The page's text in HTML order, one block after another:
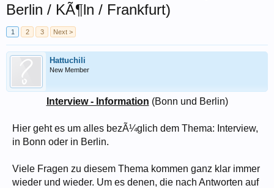
Berlin / KÃ¶ln / Frankfurt)
1 2 3 Next >
Hattuchili
New Member
Interview - Information (Bonn und Berlin)​
Hier geht es um alles bezÃ¼glich dem Thema: Interview,
in Bonn oder in Berlin.
Viele Fragen zu diesem Thema kommen ganz klar immer
wieder und wieder. Um es denen, die nach Antworten auf